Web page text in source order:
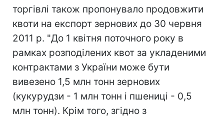
торгівлі також пропонувало продовжити
квоти на експорт зернових до 30 червня
2011 р. "До 1 квітня поточного року в
рамках розподілених квот за укладеними
контрактами з України може бути
вивезено 1,5 млн тонн зернових
(кукурудзи - 1 млн тонн і пшениці - 0,5
млн тонн). Крім того, згідно з